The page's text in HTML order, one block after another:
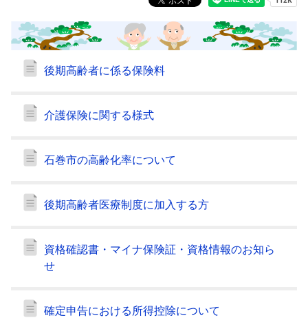
後期高齢者に係る保険料
介護保険に関する様式
石巻市の高齢化率について
後期高齢者医療制度に加入する方
資格確認書・マイナ保険証・資格情報のお知ら
せ
確定申告における所得控除について